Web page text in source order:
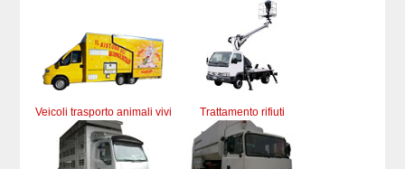
Veicoli trasporto animali vivi Trattamento rifiuti